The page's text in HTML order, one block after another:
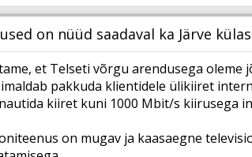
on nüüd saadaval ka Järve
et Telseti võrgu arendusega
pakkuda klientidele ülikiiret
kiiret kuni 1000 Mbit/s kiirusega
on mugav ja kaasaegne